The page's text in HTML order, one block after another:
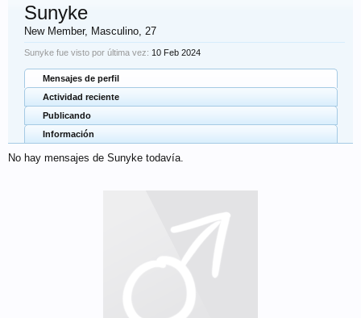
Sunyke
New Member, Masculino, 27
Sunyke fue visto por última vez: 10 Feb 2024
Mensajes de perfil
Actividad reciente
Publicando
Información
No hay mensajes de Sunyke todavía.